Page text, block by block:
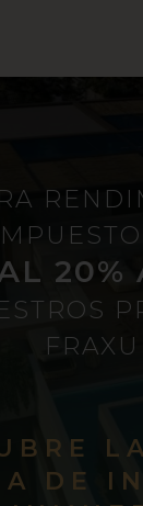
20%
FRAXU
DE